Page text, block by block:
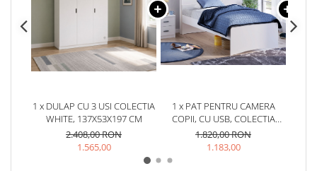
1 x DULAP CU 3 USI COLECTIA
WHITE, 137X53X197 CM
2.408,00 RON
1.565,00
1 x PAT PENTRU CAMERA
COPII, CU USB, COLECTIA
WHITE (100X200 CM)
1.820,00 RON
1.183,00